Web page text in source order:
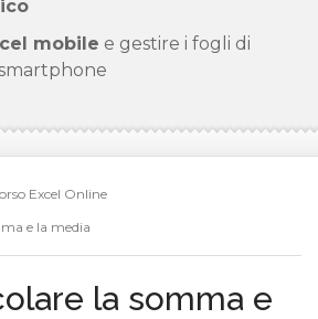
mobile e gestire i fogli di
Excel Online
e la media
la somma e